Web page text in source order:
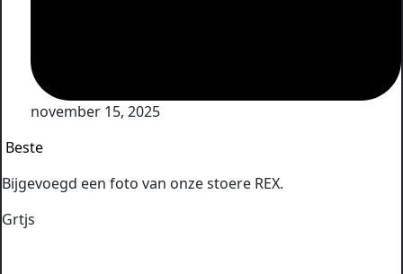
november 15, 2025
Beste
Bijgevoegd een foto van onze stoere REX.
Grtjs